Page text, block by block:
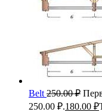
Belt 250.00₽
250.00 ₽.180.00 ₽